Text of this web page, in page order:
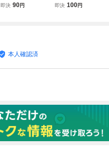
みの魔術師－ホロ
E HEROES -（LO
CH）
即決 90円
魔術師－ホロスコ
即決 100円
本人確認済